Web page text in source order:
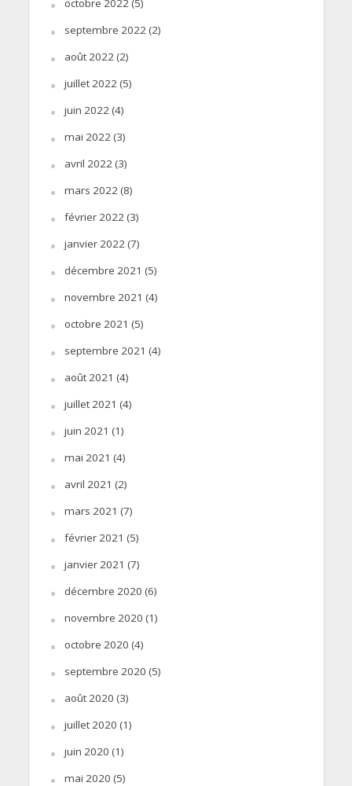
septembre 2022 (2)
août 2022 (2)
juillet 2022 (5)
juin 2022 (4)
mai 2022 (3)
avril 2022 (3)
mars 2022 (8)
février 2022 (3)
janvier 2022 (7)
décembre 2021 (5)
novembre 2021 (4)
octobre 2021 (5)
septembre 2021 (4)
août 2021 (4)
juillet 2021 (4)
juin 2021 (1)
mai 2021 (4)
avril 2021 (2)
mars 2021 (7)
février 2021 (5)
janvier 2021 (7)
décembre 2020 (6)
novembre 2020 (1)
octobre 2020 (4)
septembre 2020 (5)
août 2020 (3)
juillet 2020 (1)
juin 2020 (1)
mai 2020 (5)